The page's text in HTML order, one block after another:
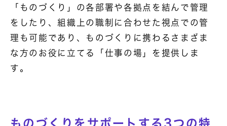
「ものづくり」の各部署や各拠点を結んで管理
をしたり、組織上の職制に合わせた視点での管
理も可能であり、ものづくりに携わるさまざま
な方のお役に立てる「仕事の場」を提供しま
す。
ものづくりをサポートする3つの特